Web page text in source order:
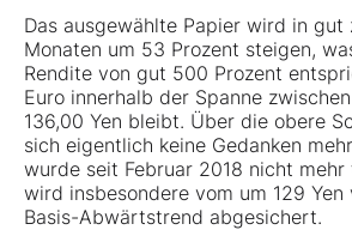
Das ausgewählte Papier wird in gut
Monaten um 53 Prozent steigen,
Rendite von gut 500 Prozent
Euro innerhalb der Spanne
136,00 Yen bleibt. Über die obere
sich eigentlich keine Gedanken
wurde seit Februar 2018 nicht
wird insbesondere vom um 129 Yen
Basis-Abwärtstrend abgesichert.